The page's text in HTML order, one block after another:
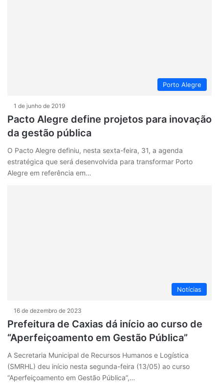
Porto Alegre
1 de junho de 2019
Pacto Alegre define projetos para inovação
da gestão pública
O Pacto Alegre definiu, nesta sexta-feira, 31, a agenda
estratégica que será desenvolvida para transformar Porto
Alegre em referência em…
Notícias
16 de dezembro de 2023
Prefeitura de Caxias dá início ao curso de
“Aperfeiçoamento em Gestão Pública”
A Secretaria Municipal de Recursos Humanos e Logística
(SMRHL) deu início nesta segunda-feira (13/05) ao curso
“Aperfeiçoamento em Gestão Pública”,…